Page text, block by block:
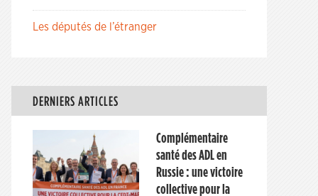
Les députés de l’étranger
DERNIERS ARTICLES
Complémentaire
santé des ADL en
Russie : une victoire
collective pour la